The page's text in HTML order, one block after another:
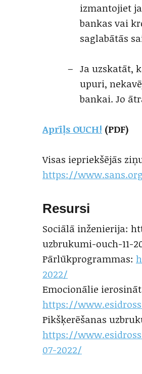
izmantojiet
bankas vai
saglabātās
Ja uzskatāt,
upuri,
bankai. Jo
Aprīļs OUCH! (PDF)
Visas iepriekšējās
https://
Resursi
Sociālā inženierija:
uzbrukumi-ouch-11-
Pārlūkprogrammas:
2022/
Emocionālie
https://
Pikšķerēšanas
https://
07-2022/